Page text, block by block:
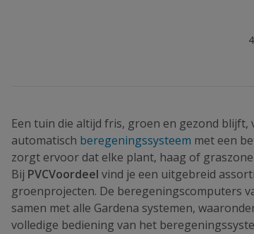
4
Een tuin die altijd fris, groen en gezond
automatisch beregeningssysteem met een
zorgt ervoor dat elke plant, haag of
Bij PVCVoordeel vind je een uitgebreid
groenprojecten. De beregeningscomputers
samen met alle Gardena systemen,
volledige bediening van het